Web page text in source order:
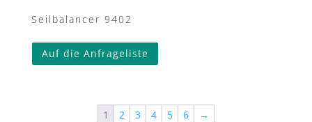
Seilbalancer 9402
Auf die Anfrageliste
1 2 3 4 5 6 →